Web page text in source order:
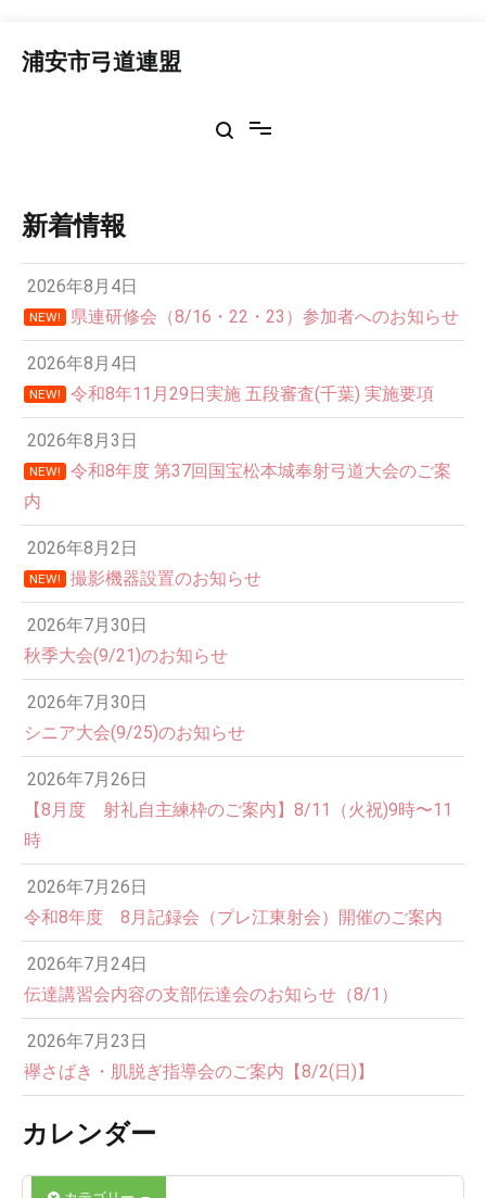
浦安市弓道連盟
新着情報
2026年8月4日
NEW! 県連研修会（8/16・22・23）参加者へのお知らせ
2026年8月4日
NEW! 令和8年11月29日実施 五段審査(千葉) 実施要項
2026年8月3日
NEW!
令和8年度 第37回国宝松本城奉射弓道大会のご案
内
2026年8月2日
NEW! 撮影機器設置のお知らせ
2026年7月30日
秋季大会(9/21)のお知らせ
2026年7月30日
シニア大会(9/25)のお知らせ
2026年7月26日
【8月度 射礼自主練枠のご案内】8/11（火祝)9時〜11
時
2026年7月26日
令和8年度 8月記録会（プレ江東射会）開催のご案内
2026年7月24日
伝達講習会内容の支部伝達会のお知らせ（8/1）
2026年7月23日
襷さばき・肌脱ぎ指導会のご案内【8/2(日)】
カレンダー
12:00 AM
1:00 AM
2:00 AM
3:00 AM
4:00 AM
5:00 AM
6:00 AM